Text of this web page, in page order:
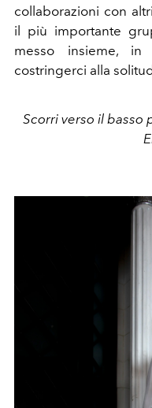
collaborazioni con
il più importante
messo insieme,
costringerci alla
Scorri verso il basso